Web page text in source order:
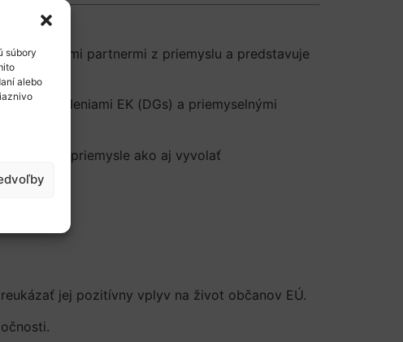
súbory
alebo
s kľúčovými partnermi z priemyslu a predstavuje
oddeleniami EK (DGs) a priemyselnými
v priemysle ako aj vyvolať
jej pozitívny vplyv na život občanov EÚ.